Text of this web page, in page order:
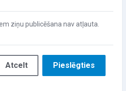
ziņu publicēšana nav atļauta.
Atcelt Pieslēgties